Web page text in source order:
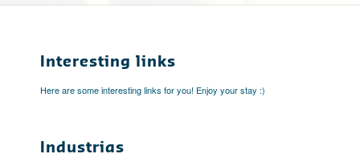
Interesting links
Here are some interesting links for you! Enjoy your stay :)
Industrias